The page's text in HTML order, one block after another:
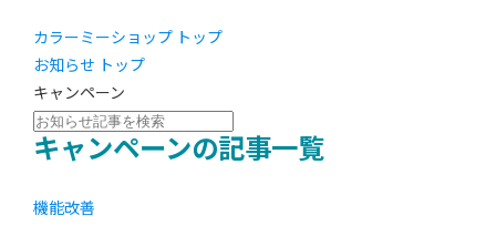
カラーミーショップ トップ
お知らせ トップ
キャンペーン
キャンペーンの記事一覧
機能改善